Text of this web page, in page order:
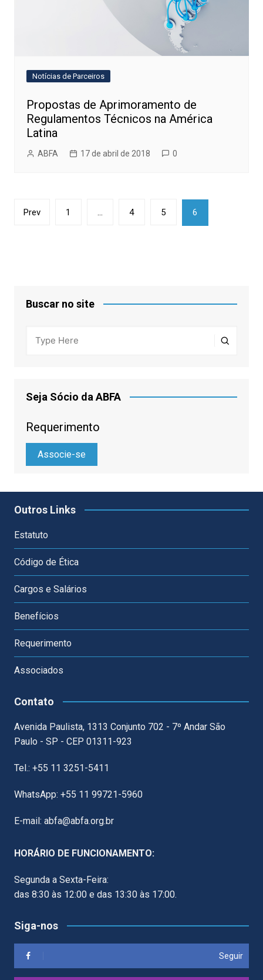
Notícias de Parceiros
Propostas de Aprimoramento de
Regulamentos Técnicos na América
Latina
ABFA 17 de abril de 2018 0
Paginação
Prev 1 … 4 5 6
Buscar no site
Seja Sócio da ABFA
Requerimento
Associe-se
Outros Links
Estatuto
Código de Ética
Cargos e Salários
Benefícios
Requerimento
Associados
Contato
Avenida Paulista, 1313 Conjunto 702 - 7º Andar São
Paulo - SP - CEP 01311-923
Tel.: +55 11 3251-5411
WhatsApp: +55 11 99721-5960
E-mail: abfa@abfa.org.br
HORÁRIO DE FUNCIONAMENTO:
Segunda a Sexta-Feira:
das 8:30 às 12:00 e das 13:30 às 17:00.
Siga-nos
Seguir